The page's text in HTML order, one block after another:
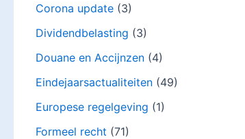
Corona update (3)
Dividendbelasting (3)
Douane en Accijnzen (4)
Eindejaarsactualiteiten (49)
Europese regelgeving (1)
Formeel recht (71)